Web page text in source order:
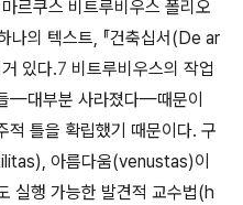
르쿠스 비트루비우스 폴리오
의 텍스트, 『건축십서(De ar
있다.7 비트루비우스의 작업
—대부분 사라졌다—때문이
적 틀을 확립했기 때문이다. 구
아름다움(venustas)이
실행 가능한 발견적 교수법(h